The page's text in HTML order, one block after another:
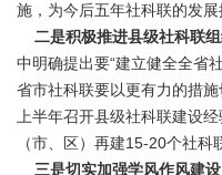
施，为今后五年社科联的发展
二是积极推进县级社科联组
中明确提出要“建立健全全省
省市社科联要以更有力的措
上半年召开县级社科联建设
（市、区）再建15-20个社科
三是切实加强学风作风建设